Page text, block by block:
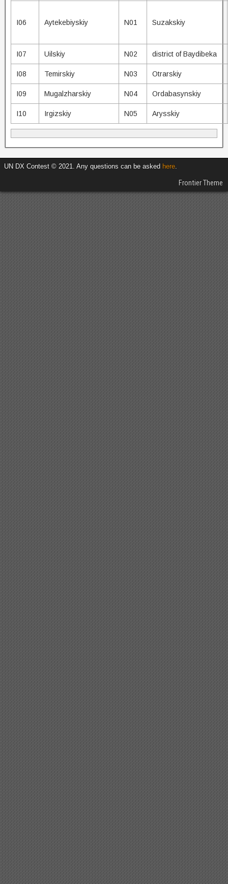
I06 Aytekebiyskiy N01 Suzakskiy
I07 Uilskiy N02 district of Baydibeka
I08 Temirskiy N03 Otrarskiy
I09 Mugalzharskiy N04 Ordabasynskiy
I10 Irgizskiy N05 Arysskiy
UN DX Contest © 2021. Any questions can be asked here.
Frontier Theme